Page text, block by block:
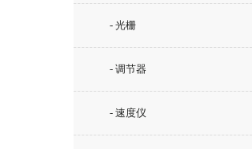
- 光栅
- 调节器
- 速度仪